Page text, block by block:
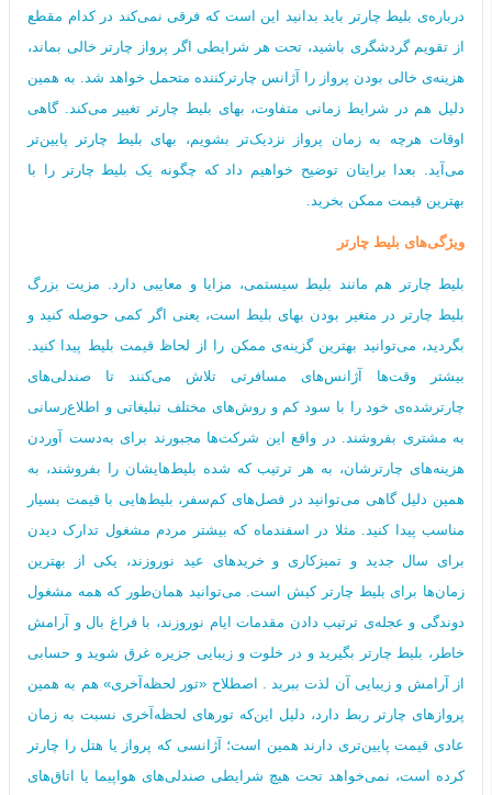
درباره‌ی بلیط چارتر باید بدانید این است که فرقی نمی‌کند در کدام مقطع
از تقویم گردشگری باشید، تحت هر شرایطی اگر پرواز چارتر خالی بماند،
هزینه‌ی خالی بودن پرواز را آژانس چارترکننده متحمل خواهد شد. به همین
دلیل هم در شرایط زمانی متفاوت، بهای بلیط چارتر تغییر می‌کند. گاهی
اوقات هرچه به زمان پرواز نزدیک‌تر بشویم، بهای بلیط چارتر پایین‌تر
می‌آید. بعدا برایتان توضیح خواهیم داد که چگونه یک بلیط چارتر را با
بهترین قیمت ممکن بخرید.
ویژگی‌های بلیط چارتر
بلیط چارتر هم مانند بلیط سیستمی، مزایا و معایبی دارد. مزیت بزرگ
بلیط‌ چارتر در متغیر بودن بهای بلیط است، یعنی اگر کمی حوصله کنید و
بگردید، می‌توانید بهترین گزینه‌ی ممکن را از لحاظ قیمت بلیط پیدا کنید.
بیشتر وقت‌ها آژانس‌های مسافرتی تلاش می‌کنند تا صندلی‌های
چارترشده‌ی خود را با سود کم و روش‌های مختلف تبلیغاتی و اطلاع‌رسانی
به مشتری بفروشند. در واقع این شرکت‌ها مجبورند برای به‌دست آوردن
هزینه‌های چارترشان، به هر ترتیب که شده بلیط‌هایشان را بفروشند، به
همین دلیل گاهی می‌توانید در فصل‌های کم‌سفر، بلیط‌هایی با قیمت‌ بسیار
مناسب پیدا کنید. مثلا در اسفندماه که بیشتر مردم مشغول تدارک دیدن
برای سال جدید و تمیزکاری‌ و خریدهای عید نوروزند، یکی از بهترین
زمان‌ها برای بلیط چارتر کیش است. می‌توانید همان‌طور که همه مشغول
دوندگی و عجله‌ی ترتیب دادن مقدمات ایام نوروزند، با فراغ بال و آرامش
خاطر، بلیط چارتر بگیرید و در خلوت و زیبایی جزیره غرق شوید و حسابی
از آرامش و زیبایی آن لذت ببرید . اصطلاح «تور لحظه‌آخری» هم به همین
پروازهای چارتر ربط دارد، دلیل این‌که تورهای لحظه‌آخری نسبت به زمان
عادی قیمت پایین‌تری دارند همین است؛ آژانسی که پرواز یا هتل را چارتر
کرده است، نمی‌خواهد تحت هیچ شرایطی صندلی‌های هواپیما یا اتاق‌های